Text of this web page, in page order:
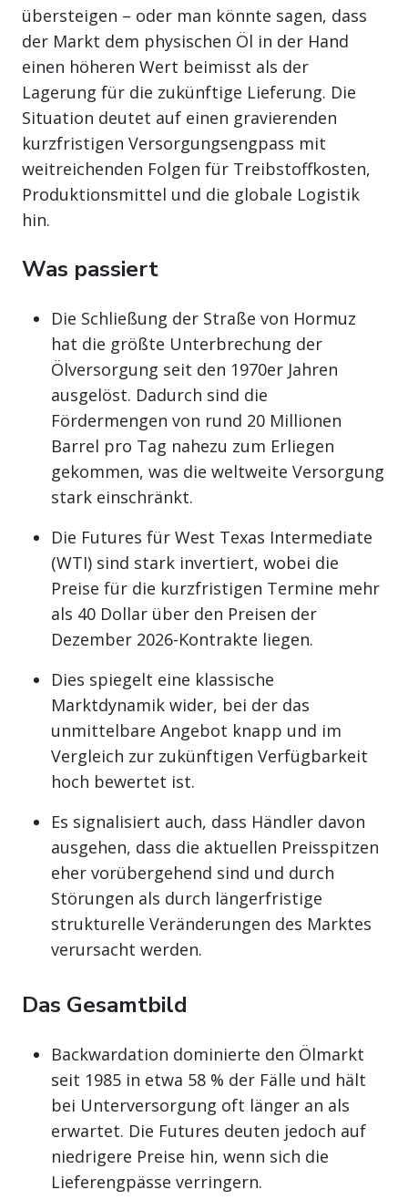
übersteigen – oder man könnte sagen, dass
der Markt dem physischen Öl in der Hand
einen höheren Wert beimisst als der
Lagerung für die zukünftige Lieferung. Die
Situation deutet auf einen gravierenden
kurzfristigen Versorgungsengpass mit
weitreichenden Folgen für Treibstoffkosten,
Produktionsmittel und die globale Logistik
hin.
Was passiert
Die Schließung der Straße von Hormuz
hat die größte Unterbrechung der
Ölversorgung seit den 1970er Jahren
ausgelöst. Dadurch sind die
Fördermengen von rund 20 Millionen
Barrel pro Tag nahezu zum Erliegen
gekommen, was die weltweite Versorgung
stark einschränkt.
Die Futures für West Texas Intermediate
(WTI) sind stark invertiert, wobei die
Preise für die kurzfristigen Termine mehr
als 40 Dollar über den Preisen der
Dezember 2026-Kontrakte liegen.
Dies spiegelt eine klassische
Marktdynamik wider, bei der das
unmittelbare Angebot knapp und im
Vergleich zur zukünftigen Verfügbarkeit
hoch bewertet ist.
Es signalisiert auch, dass Händler davon
ausgehen, dass die aktuellen Preisspitzen
eher vorübergehend sind und durch
Störungen als durch längerfristige
strukturelle Veränderungen des Marktes
verursacht werden.
Das Gesamtbild
Backwardation dominierte den Ölmarkt
seit 1985 in etwa 58 % der Fälle und hält
bei Unterversorgung oft länger an als
erwartet. Die Futures deuten jedoch auf
niedrigere Preise hin, wenn sich die
Lieferengpässe verringern.